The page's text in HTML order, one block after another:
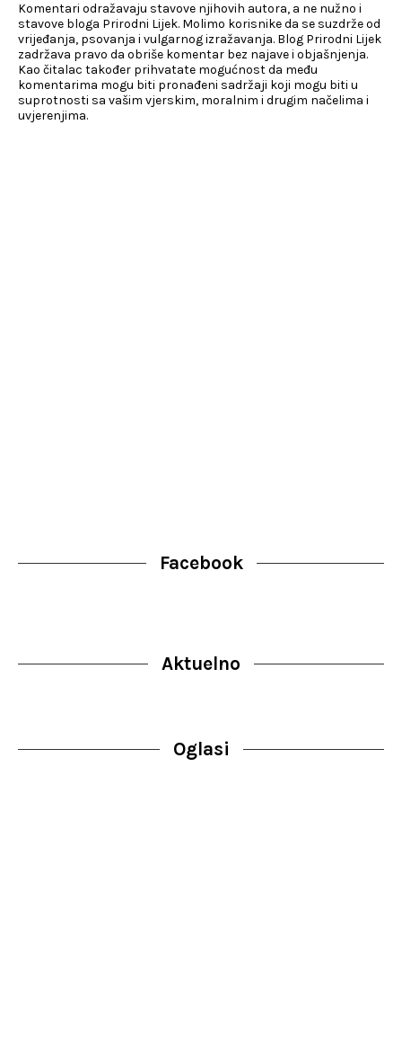
Komentari odražavaju stavove njihovih autora, a ne nužno i
stavove bloga Prirodni Lijek. Molimo korisnike da se suzdrže od
vrijeđanja, psovanja i vulgarnog izražavanja. Blog Prirodni Lijek
zadržava pravo da obriše komentar bez najave i objašnjenja.
Kao čitalac također prihvatate mogućnost da među
komentarima mogu biti pronađeni sadržaji koji mogu biti u
suprotnosti sa vašim vjerskim, moralnim i drugim načelima i
uvjerenjima.
Facebook
Aktuelno
Oglasi